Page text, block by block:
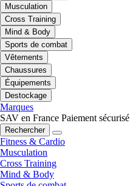
Musculation
Cross Training
Mind & Body
Sports de combat
Vêtements
Chaussures
Équipements
Destockage
Marques
SAV en France Paiement sécurisé
Rechercher
Fitness & Cardio
Musculation
Cross Training
Mind & Body